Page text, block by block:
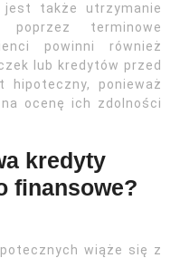
jest także utrzymanie
terminowe
powinni również
lub kredytów przed
hipoteczny, ponieważ
ocenę ich zdolności
kredyty
finansowe?
wiąże się z